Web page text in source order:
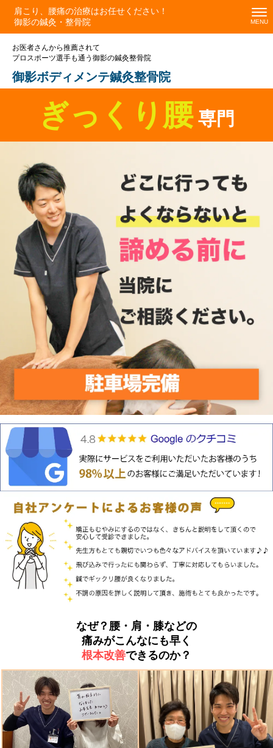
肩こり、腰痛の治療はお任せください！
御影の鍼灸・整骨院
御影ボディメンテ鍼灸整骨院
お医者さんから推薦されて
プロスポーツ選手も通う御影の鍼灸整骨院
ぎっくり腰専門
なぜ？腰・肩・膝などの
痛みがこんなにも早く
根本改善できるのか？